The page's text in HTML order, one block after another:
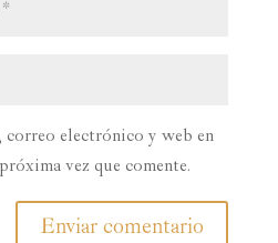
correo electrónico y web en
vez que comente.